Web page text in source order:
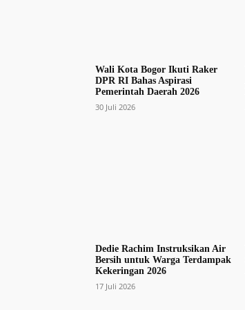
Wali Kota Bogor Ikuti Raker
DPR RI Bahas Aspirasi
Pemerintah Daerah 2026
30 Juli 2026
Dedie Rachim Instruksikan Air
Bersih untuk Warga Terdampak
Kekeringan 2026
17 Juli 2026